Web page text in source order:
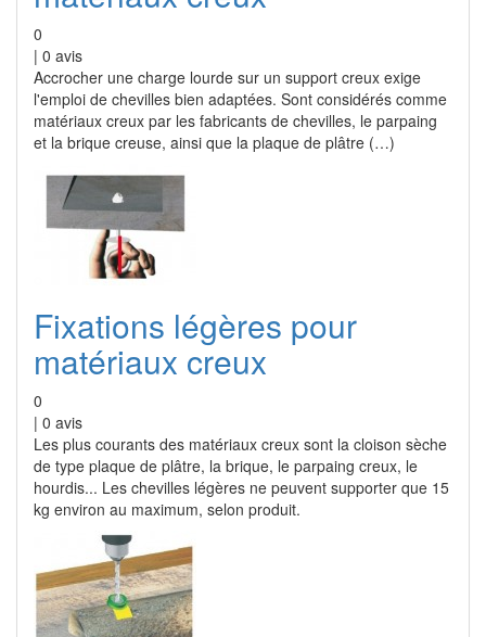
0
| 0 avis
Accrocher une charge lourde sur un support creux exige
l'emploi de chevilles bien adaptées. Sont considérés comme
matériaux creux par les fabricants de chevilles, le parpaing
et la brique creuse, ainsi que la plaque de plâtre (…)
Fixations légères pour
matériaux creux
0
| 0 avis
Les plus courants des matériaux creux sont la cloison sèche
de type plaque de plâtre, la brique, le parpaing creux, le
hourdis... Les chevilles légères ne peuvent supporter que 15
kg environ au maximum, selon produit.